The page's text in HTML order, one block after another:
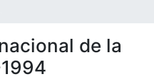
de la